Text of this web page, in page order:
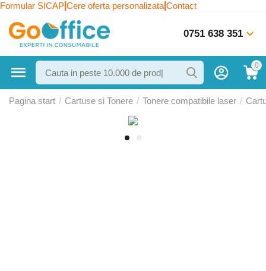
Formular SICAP Cere oferta personalizata Contact
0751 638 351
0
Pagina start / Cartuse si Tonere / Tonere compatibile laser /